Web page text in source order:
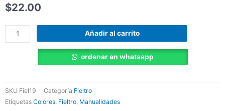
$22.00
Fieltro
|
Añadir al carrito
ordenar en whatsapp
SKU Fiel19 Categoría Fieltro
Etiquetas Colores, Fieltro, Manualidades